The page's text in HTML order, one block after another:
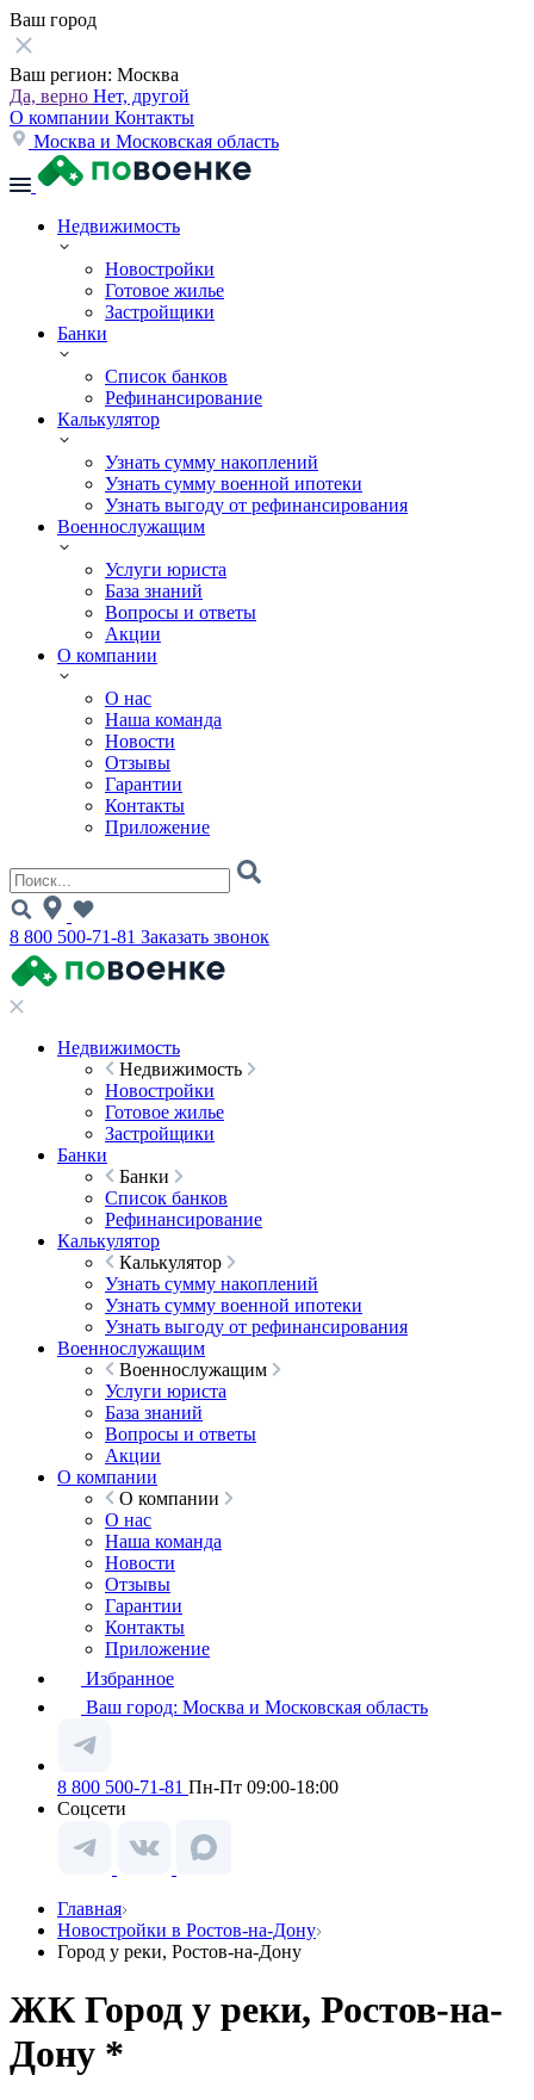
Ваш город
Ваш регион: Москва
Да, верно Нет, другой
О компании Контакты
Москва и Московская область
Недвижимость
Новостройки
Готовое жилье
Застройщики
Банки
Список банков
Рефинансирование
Калькулятор
Узнать сумму накоплений
Узнать сумму военной ипотеки
Узнать выгоду от рефинансирования
Военнослужащим
Услуги юриста
База знаний
Вопросы и ответы
Акции
О компании
О нас
Наша команда
Новости
Отзывы
Гарантии
Контакты
Приложение
8 800 500-71-81 Заказать звонок
Недвижимость
Недвижимость
Новостройки
Готовое жилье
Застройщики
Банки
Банки
Список банков
Рефинансирование
Калькулятор
Калькулятор
Узнать сумму накоплений
Узнать сумму военной ипотеки
Узнать выгоду от рефинансирования
Военнослужащим
Военнослужащим
Услуги юриста
База знаний
Вопросы и ответы
Акции
О компании
О компании
О нас
Наша команда
Новости
Отзывы
Гарантии
Контакты
Приложение
Избранное
Ваш город: Москва и Московская область
8 800 500-71-81 Пн-Пт 09:00-18:00
Соцсети
Главная
Новостройки в Ростов-на-Дону
Город у реки, Ростов-на-Дону
ЖК Город у реки, Ростов-на-
Дону *